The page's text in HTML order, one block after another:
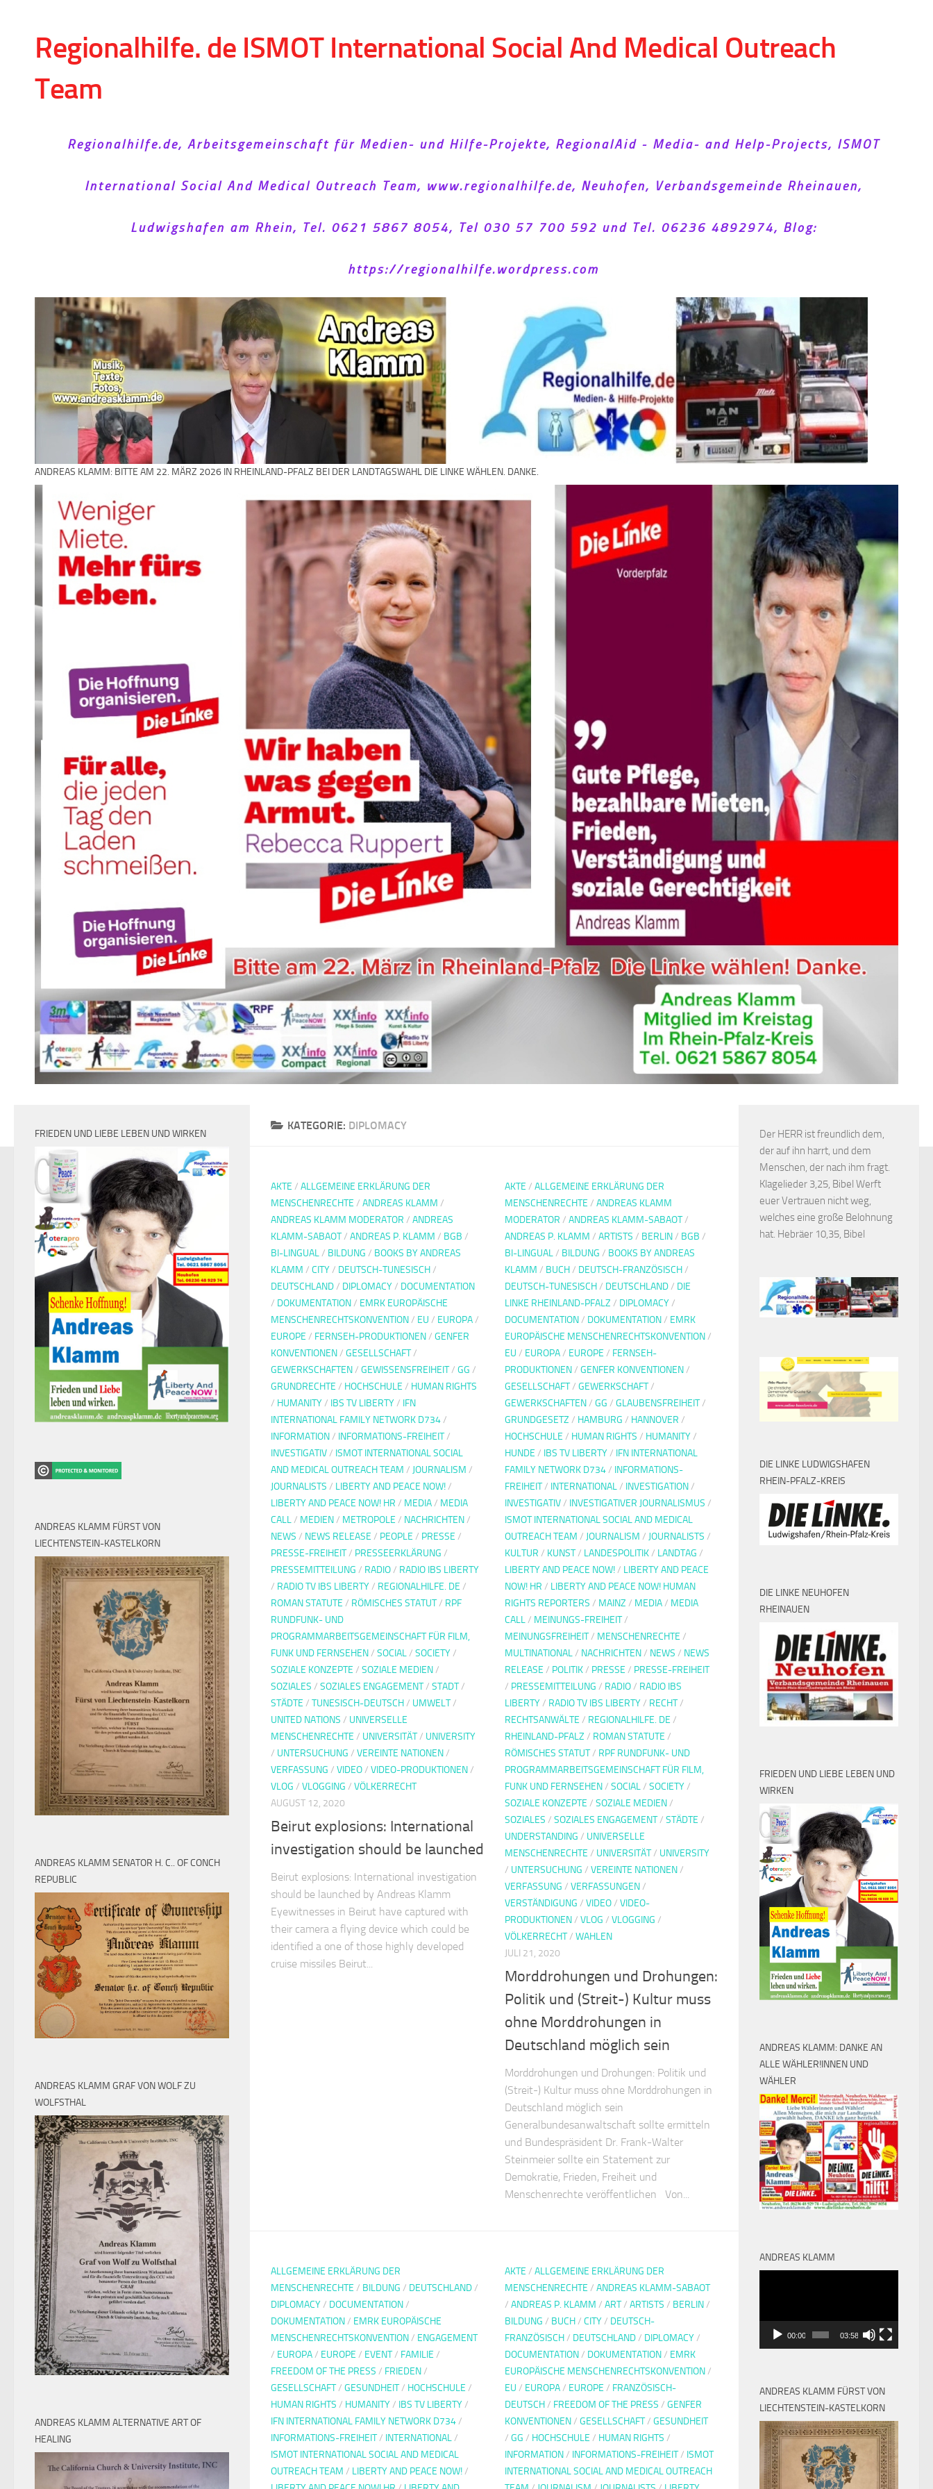
Regionalhilfe. de ISMOT International Social And Medical Outreach
Team
Regionalhilfe.de, Arbeitsgemeinschaft für Medien- und Hilfe-Projekte, RegionalAid - Media- and Help-Projects, ISMOT
International Social And Medical Outreach Team, www.regionalhilfe.de, Neuhofen, Verbandsgemeinde Rheinauen,
Ludwigshafen am Rhein, Tel. 0621 5867 8054, Tel 030 57 700 592 und Tel. 06236 4892974, Blog:
https://regionalhilfe.wordpress.com
ANDREAS KLAMM: BITTE AM 22. MÄRZ 2026 IN RHEINLAND-PFALZ BEI DER LANDTAGSWAHL DIE LINKE WÄHLEN. DANKE.
KATEGORIE: DIPLOMACY
AKTE / ALLGEMEINE ERKLÄRUNG DER
MENSCHENRECHTE / ANDREAS KLAMM /
ANDREAS KLAMM MODERATOR / ANDREAS
KLAMM-SABAOT/ ANDREAS P. KLAMM / BGB /
BI-LINGUAL/ BILDUNG / BOOKS BY ANDREAS
KLAMM / CITY/ DEUTSCH-TUNESISCH/
DEUTSCHLAND/ DIPLOMACY/ DOCUMENTATION
/ DOKUMENTATION/ EMRK EUROPÄISCHE
MENSCHENRECHTSKONVENTION/ EU / EUROPA/
EUROPE / FERNSEH-PRODUKTIONEN/ GENFER
KONVENTIONEN/ GESELLSCHAFT/
GEWERKSCHAFTEN/ GEWISSENSFREIHEIT/ GG /
GRUNDRECHTE / HOCHSCHULE / HUMAN RIGHTS
/ HUMANITY/ IBS TV LIBERTY/ IFN
INTERNATIONAL FAMILY NETWORK D734/
INFORMATION/ INFORMATIONS-FREIHEIT/
INVESTIGATIV/ ISMOT INTERNATIONAL SOCIAL
AND MEDICAL OUTREACH TEAM / JOURNALISM /
JOURNALISTS / LIBERTY AND PEACE NOW!/
LIBERTY AND PEACE NOW! HR / MEDIA/ MEDIA
CALL/ MEDIEN/ METROPOLE / NACHRICHTEN/
NEWS / NEWS RELEASE / PEOPLE / PRESSE /
PRESSE-FREIHEIT/ PRESSEERKLÄRUNG /
PRESSEMITTEILUNG / RADIO/ RADIO IBS LIBERTY
/ RADIO TV IBS LIBERTY/ REGIONALHILFE. DE /
ROMAN STATUTE / RÖMISCHES STATUT/ RPF
RUNDFUNK- UND
PROGRAMMARBEITSGEMEINSCHAFT FÜR FILM,
FUNK UND FERNSEHEN/ SOCIAL/ SOCIETY/
SOZIALE KONZEPTE / SOZIALE MEDIEN/
SOZIALES / SOZIALES ENGAGEMENT/ STADT/
STÄDTE / TUNESISCH-DEUTSCH/ UMWELT/
UNITED NATIONS / UNIVERSELLE
MENSCHENRECHTE / UNIVERSITÄT/ UNIVERSITY
/ UNTERSUCHUNG / VEREINTE NATIONEN/
VERFASSUNG / VIDEO/ VIDEO-PRODUKTIONEN/
VLOG / VLOGGING / VÖLKERRECHT
AUGUST 12, 2020
Beirut explosions: International
investigation should be launched
Beirut explosions: International investigation
should be launched by Andreas Klamm
Eyewitnesses in Beirut have captured with
their camera a flying device which could be
identified a one of those highly developed
cruise missiles Beirut...
AKTE / ALLGEMEINE ERKLÄRUNG DER
MENSCHENRECHTE / ANDREAS KLAMM
MODERATOR / ANDREAS KLAMM-SABAOT/
ANDREAS P. KLAMM / ARTISTS / BERLIN/ BGB /
BI-LINGUAL/ BILDUNG / BOOKS BY ANDREAS
KLAMM / BUCH/ DEUTSCH-FRANZÖSISCH/
DEUTSCH-TUNESISCH/ DEUTSCHLAND/ DIE
LINKE RHEINLAND-PFALZ / DIPLOMACY/
DOCUMENTATION/ DOKUMENTATION/ EMRK
EUROPÄISCHE MENSCHENRECHTSKONVENTION/
EU / EUROPA/ EUROPE / FERNSEH-
PRODUKTIONEN/ GENFER KONVENTIONEN/
GESELLSCHAFT/ GEWERKSCHAFT/
GEWERKSCHAFTEN/ GG / GLAUBENSFREIHEIT/
GRUNDGESETZ / HAMBURG / HANNOVER /
HOCHSCHULE / HUMAN RIGHTS / HUMANITY/
HUNDE / IBS TV LIBERTY/ IFN INTERNATIONAL
FAMILY NETWORK D734/ INFORMATIONS-
FREIHEIT/ INTERNATIONAL/ INVESTIGATION/
INVESTIGATIV/ INVESTIGATIVER JOURNALISMUS /
ISMOT INTERNATIONAL SOCIAL AND MEDICAL
OUTREACH TEAM / JOURNALISM / JOURNALISTS /
KULTUR / KUNST/ LANDESPOLITIK/ LANDTAG /
LIBERTY AND PEACE NOW!/ LIBERTY AND PEACE
NOW! HR / LIBERTY AND PEACE NOW! HUMAN
RIGHTS REPORTERS / MAINZ / MEDIA/ MEDIA
CALL/ MEINUNGS-FREIHEIT/
MEINUNGSFREIHEIT/ MENSCHENRECHTE /
MULTINATIONAL/ NACHRICHTEN/ NEWS / NEWS
RELEASE / POLITIK/ PRESSE / PRESSE-FREIHEIT
/ PRESSEMITTEILUNG / RADIO/ RADIO IBS
LIBERTY/ RADIO TV IBS LIBERTY/ RECHT/
RECHTSANWÄLTE / REGIONALHILFE. DE /
RHEINLAND-PFALZ / ROMAN STATUTE /
RÖMISCHES STATUT/ RPF RUNDFUNK- UND
PROGRAMMARBEITSGEMEINSCHAFT FÜR FILM,
FUNK UND FERNSEHEN/ SOCIAL/ SOCIETY/
SOZIALE KONZEPTE / SOZIALE MEDIEN/
SOZIALES / SOZIALES ENGAGEMENT/ STÄDTE /
UNDERSTANDING / UNIVERSELLE
MENSCHENRECHTE / UNIVERSITÄT/ UNIVERSITY
/ UNTERSUCHUNG / VEREINTE NATIONEN/
VERFASSUNG / VERFASSUNGEN/
VERSTÄNDIGUNG / VIDEO/ VIDEO-
PRODUKTIONEN/ VLOG / VLOGGING /
VÖLKERRECHT/ WAHLEN
JULI 21, 2020
Morddrohungen und Drohungen:
Politik und (Streit-) Kultur muss
ohne Morddrohungen in
Deutschland möglich sein
Morddrohungen und Drohungen: Politik und
(Streit-) Kultur muss ohne Morddrohungen in
Deutschland möglich sein
Generalbundesanwaltschaft sollte ermitteln
und Bundespräsident Dr. Frank-Walter
Steinmeier sollte ein Statement zur
Demokratie, Frieden, Freiheit und
Menschenrechte veröffentlichen Von...
ALLGEMEINE ERKLÄRUNG DER
MENSCHENRECHTE / BILDUNG / DEUTSCHLAND/
DIPLOMACY/ DOCUMENTATION/
DOKUMENTATION/ EMRK EUROPÄISCHE
MENSCHENRECHTSKONVENTION/ ENGAGEMENT
/ EUROPA/ EUROPE / EVENT/ FAMILIE /
FREEDOM OF THE PRESS / FRIEDEN/
GESELLSCHAFT/ GESUNDHEIT/ HOCHSCHULE /
HUMAN RIGHTS / HUMANITY/ IBS TV LIBERTY/
IFN INTERNATIONAL FAMILY NETWORK D734/
INFORMATIONS-FREIHEIT/ INTERNATIONAL/
ISMOT INTERNATIONAL SOCIAL AND MEDICAL
OUTREACH TEAM / LIBERTY AND PEACE NOW!/
AKTE / ALLGEMEINE ERKLÄRUNG DER
MENSCHENRECHTE / ANDREAS KLAMM-SABAOT
/ ANDREAS P. KLAMM / ART/ ARTISTS / BERLIN/
BILDUNG / BUCH/ CITY/ DEUTSCH-
FRANZÖSISCH/ DEUTSCHLAND/ DIPLOMACY/
DOCUMENTATION/ DOKUMENTATION/ EMRK
EUROPÄISCHE MENSCHENRECHTSKONVENTION/
EU / EUROPA/ EUROPE / FRANZÖSISCH-
DEUTSCH/ FREEDOM OF THE PRESS / GENFER
KONVENTIONEN/ GESELLSCHAFT/ GESUNDHEIT
/ GG / HOCHSCHULE / HUMAN RIGHTS /
INFORMATION/ INFORMATIONS-FREIHEIT/ ISMOT
INTERNATIONAL SOCIAL AND MEDICAL OUTREACH
FRIEDEN UND LIEBE LEBEN UND WIRKEN
ANDREAS KLAMM FÜRST VON
LIECHTENSTEIN-KASTELKORN
ANDREAS KLAMM SENATOR H. C.. OF CONCH
REPUBLIC
ANDREAS KLAMM GRAF VON WOLF ZU
WOLFSTHAL
ANDREAS KLAMM ALTERNATIVE ART OF
HEALING
Der HERR ist freundlich dem,
der auf ihn harrt, und dem
Menschen, der nach ihm fragt.
Klagelieder 3,25, Bibel Werft
euer Vertrauen nicht weg,
welches eine große Belohnung
hat. Hebräer 10,35, Bibel
DIE LINKE LUDWIGSHAFEN
RHEIN-PFALZ-KREIS
DIE LINKE NEUHOFEN
RHEINAUEN
FRIEDEN UND LIEBE LEBEN UND
WIRKEN
ANDREAS KLAMM: DANKE AN
ALLE WÄHLER!INNEN UND
WÄHLER
ANDREAS KLAMM
00:00 03:58
ANDREAS KLAMM FÜRST VON
LIECHTENSTEIN-KASTELKORN